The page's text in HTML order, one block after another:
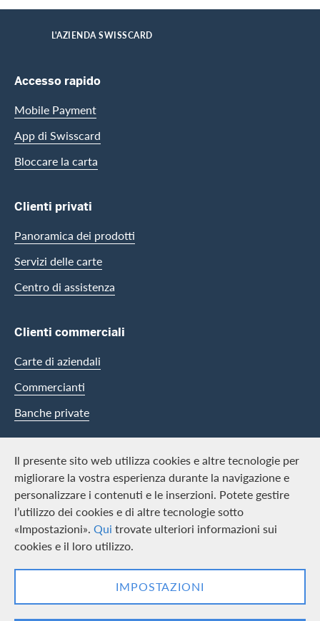
Il presente sito web utilizza cookies e altre tecnologie per
migliorare la vostra esperienza durante la navigazione e
personalizzare i contenuti e le inserzioni. Potete gestire
l’utilizzo dei cookies e di altre tecnologie sotto
«Impostazioni». Qui trovate ulteriori informazioni sui
cookies e il loro utilizzo.
IMPOSTAZIONI
Footer
L'AZIENDA SWISSCARD
Footer Navigation
Accesso rapido
Mobile Payment
App di Swisscard
Bloccare la carta
Clienti privati
Panoramica dei prodotti
Servizi delle carte
Centro di assistenza
Clienti commerciali
Carte di aziendali
Commercianti
Banche private
Swisscard
Carriera
Offerte di lavoro
Media
LinkedInFacebook